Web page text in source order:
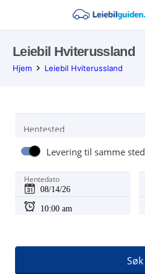
Leiebil Hviterussland
Hjem Leiebil Hviterussland
Hentested
Levering til samme sted
Hentedato
Søk